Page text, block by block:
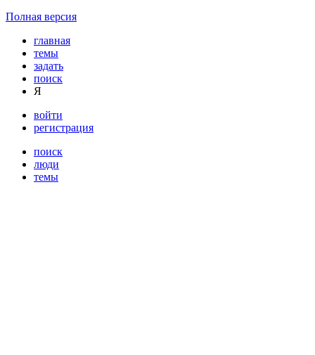
Полная версия
главная
темы
задать
поиск
Я
войти
регистрация
поиск
люди
темы